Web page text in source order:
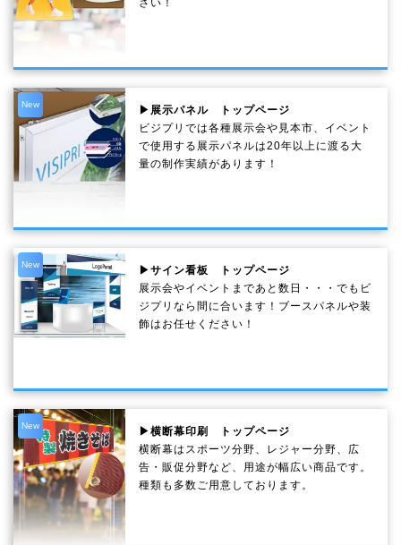
さい！
New
▶展示パネル トップページ
ビジプリでは各種展示会や見本市、イベント
で使用する展示パネルは20年以上に渡る大
量の制作実績があります！
New
▶サイン看板 トップページ
展示会やイベントまであと数日・・・でもビ
ジプリなら間に合います！ブースパネルや装
飾はお任せください！
New
▶横断幕印刷 トップページ
横断幕はスポーツ分野、レジャー分野、広
告・販促分野など、用途が幅広い商品です。
種類も多数ご用意しております。